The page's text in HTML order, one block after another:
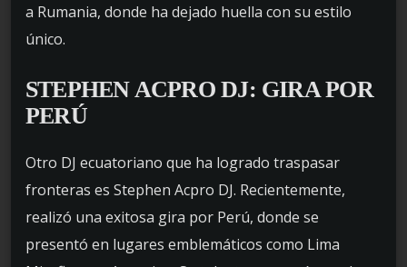
a Rumania, donde ha dejado huella con su estilo
único.
STEPHEN ACPRODJ: GIRA POR
PERÚ
Otro DJ ecuatoriano que ha logrado traspasar
fronteras es Stephen Acpro DJ. Recientemente,
realizó una exitosa gira por Perú, donde se
presentó en lugares emblemáticos como Lima